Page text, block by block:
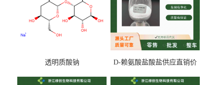
透明质酸钠
D-赖氨酸盐酸盐供应直销价